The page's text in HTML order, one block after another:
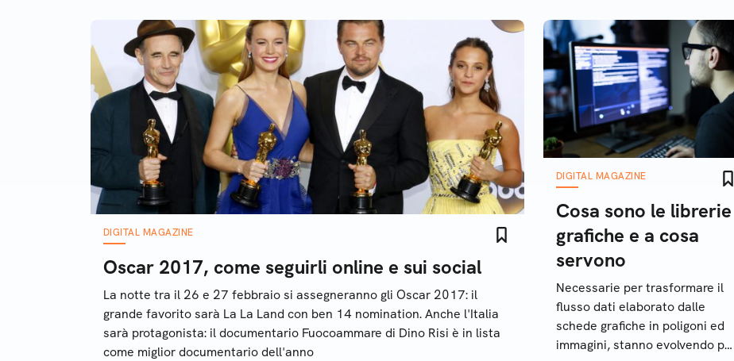
DIGITAL MAGAZINE
Oscar 2017, come seguirli online e sui social
La notte tra il 26 e 27 febbraio si assegneranno gli Oscar 2017: il
grande favorito sarà La La Land con ben 14 nomination. Anche l'Italia
sarà protagonista: il documentario Fuocoammare di Dino Risi è in lista
come miglior documentario dell'anno
DIGITAL MAGAZINE
Cosa sono le librerie
grafiche e a cosa
servono
Necessarie per trasformare il
flusso dati elaborato dalle
schede grafiche in poligoni ed
immagini, stanno evolvendo per